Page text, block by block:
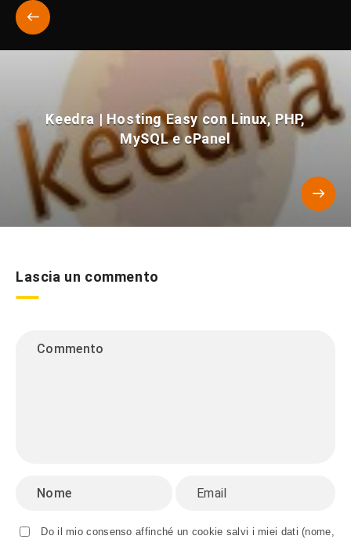
Keedra | Hosting Easy con Linux, PHP,
MySQL e cPanel
Lascia un commento
Do il mio consenso affinché un cookie salvi i miei dati (nome,